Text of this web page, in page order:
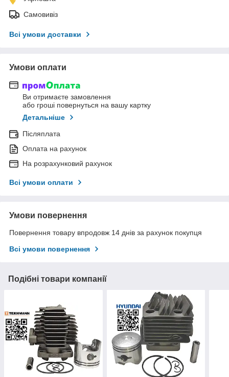
Самовивіз
Всі умови доставки
Умови оплати
Ви отримаєте замовлення
або гроші повернуться на вашу картку
Детальніше
Післяплата
Оплата на рахунок
На розрахунковий рахунок
Всі умови оплати
Умови повернення
Повернення товару впродовж 14 днів за рахунок покупця
Всі умови повернення
Подібні товари компанії